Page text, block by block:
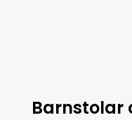
Barnstolar